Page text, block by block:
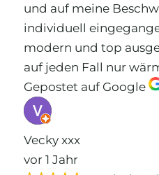
und auf meine
individuell
modern und top
auf jeden Fall nur
Gepostet auf Google
Vecky xxx
vor 1 Jahr